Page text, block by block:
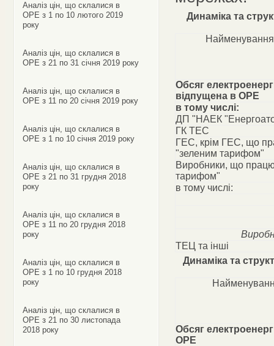
Аналіз цін, що склалися в
ОРЕ з 1 по 10 лютого 2019
року
Аналіз цін, що склалися в
ОРЕ з 21 по 31 січня 2019 року
Аналіз цін, що склалися в
ОРЕ з 11 по 20 січня 2019 року
Аналіз цін, що склалися в
ОРЕ з 1 по 10 січня 2019 року
Аналіз цін, що склалися в
ОРЕ з 21 по 31 грудня 2018
року
Аналіз цін, що склалися в
ОРЕ з 11 по 20 грудня 2018
року
Аналіз цін, що склалися в
ОРЕ з 1 по 10 грудня 2018
року
Аналіз цін, що склалися в
ОРЕ з 21 по 30 листопада
2018 року
Динаміка та
Найменування
Обсяг
відпущена в ОРЕ
в тому числі:
ДП "НАЕК
ГК ТЕС
ГЕС, крім ГЕС, що
"зеленим тарифом"
Виробники, що
тарифом"
в тому числі:
ТЕЦ та інші
Динаміка та
Обсяг
ОРЕ